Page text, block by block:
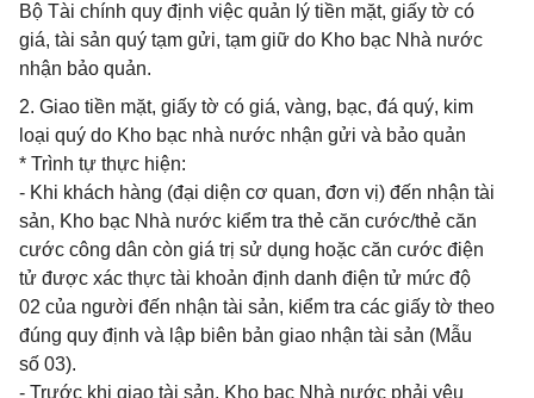
Bộ Tài chính quy định việc quản lý tiền mặt, giấy tờ có
giá, tài sản quý tạm gửi, tạm giữ do Kho bạc Nhà nước
nhận bảo quản.
2. Giao tiền mặt, giấy tờ có giá, vàng, bạc, đá quý, kim
loại quý do Kho bạc nhà nước nhận gửi và bảo quản
* Trình tự thực hiện:
- Khi khách hàng (đại diện cơ quan, đơn vị) đến nhận tài
sản, Kho bạc Nhà nước kiểm tra thẻ căn cước/thẻ căn
cước công dân còn giá trị sử dụng hoặc căn cước điện
tử được xác thực tài khoản định danh điện tử mức độ
02 của người đến nhận tài sản, kiểm tra các giấy tờ theo
đúng quy định và lập biên bản giao nhận tài sản (Mẫu
số 03).
- Trước khi giao tài sản, Kho bạc Nhà nước phải yêu